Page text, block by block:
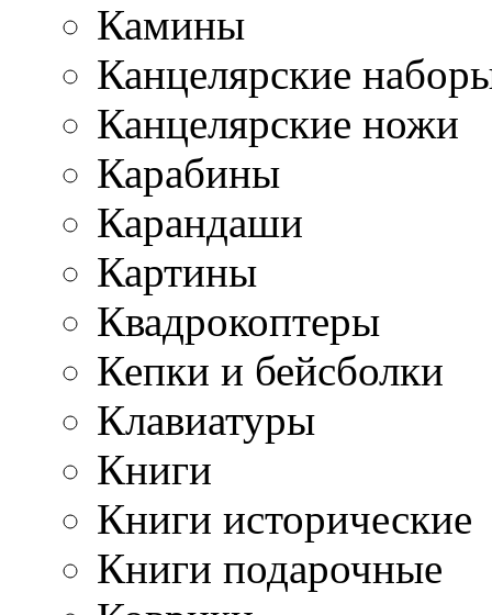
Камины
Канцелярские
Канцелярские ножи
Карабины
Карандаши
Картины
Квадрокоптеры
Кепки и бейсболки
Клавиатуры
Книги
Книги исторические
Книги подарочные